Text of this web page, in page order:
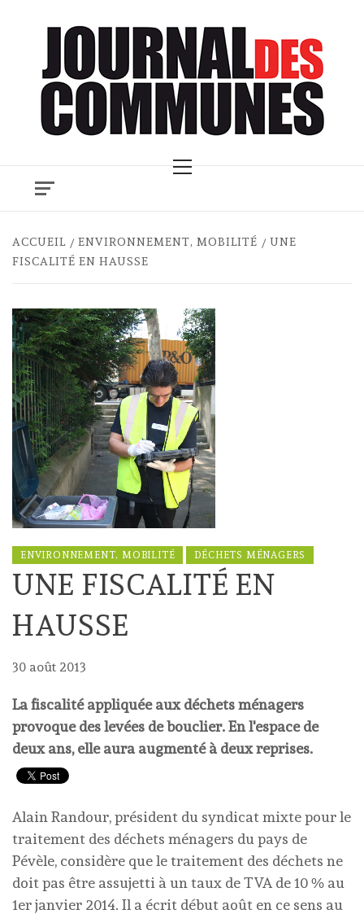
Menu
ACCUEIL ENVIRONNEMENT, MOBILITÉ
UNE
FISCALITÉ EN HAUSSE
ENVIRONNEMENT, MOBILITÉ DÉCHETS MÉNAGERS
UNE FISCALITÉ EN
HAUSSE
30 août 2013
La fiscalité appliquée aux déchets ménagers
provoque des levées de bouclier. En l'espace de
deux ans, elle aura augmenté à deux reprises.
Alain Randour, président du syndicat mixte pour le
traitement des déchets ménagers du pays de
Pévèle, considère que le traitement des déchets ne
doit pas être assujetti à un taux de TVA de 10 % au
1er janvier 2014. Il a écrit début août en ce sens au